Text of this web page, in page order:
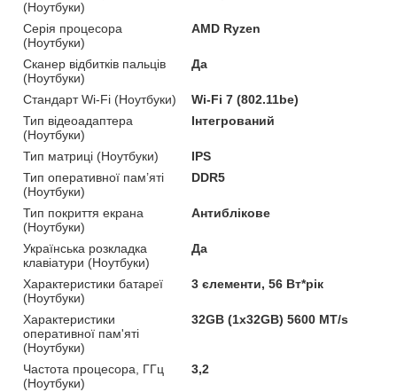
(Ноутбуки)
Серія процесора
(Ноутбуки)
AMD Ryzen
Сканер відбитків пальців
(Ноутбуки)
Да
Стандарт Wi-Fi (Ноутбуки)
Wi-Fi 7 (802.11be)
Тип відеоадаптера
(Ноутбуки)
Інтегрований
Тип матриці (Ноутбуки)
IPS
Тип оперативної пам’яті
(Ноутбуки)
DDR5
Тип покриття екрана
(Ноутбуки)
Антиблікове
Українська розкладка
клавіатури (Ноутбуки)
Да
Характеристики батареї
(Ноутбуки)
3 єлементи, 56 Вт*рік
Характеристики
оперативної пам'яті
(Ноутбуки)
32GB (1х32GB) 5600 MT/s
Частота процесора, ГГц
(Ноутбуки)
3,2